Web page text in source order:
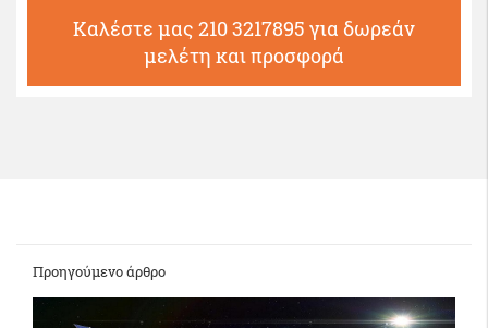
Καλέστε μας 210 3217895 για δωρεάν
μελέτη και προσφορά
Προηγούμενο άρθρο